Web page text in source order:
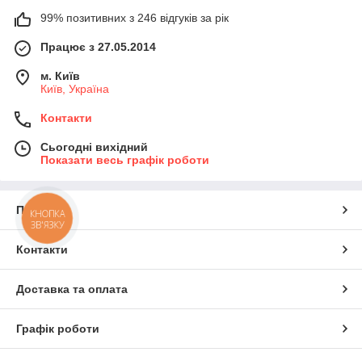
99% позитивних з 246 відгуків за рік
Працює з 27.05.2014
м. Київ
Київ, Україна
Контакти
Сьогодні вихідний
Показати весь графік роботи
Про нас
Контакти
Доставка та оплата
Графік роботи
КНОПКА
ЗВ'ЯЗКУ